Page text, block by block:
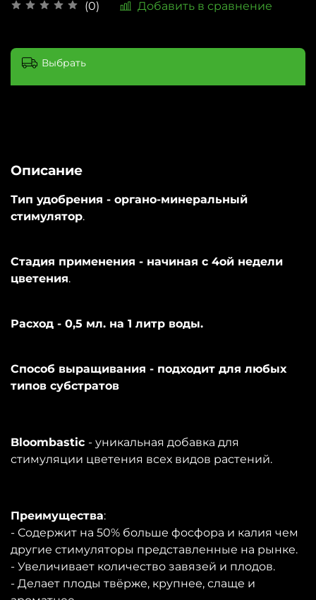
(0) Добавить в сравнение
Выбрать
Описание
Тип удобрения - органо-минеральный
стимулятор.
Стадия применения - начиная с 4ой недели
цветения.
Расход - 0,5 мл. на 1 литр воды.
Способ выращивания - подходит для любых
типов субстратов
Bloombastic - уникальная добавка для
стимуляции цветения всех видов растений.
Преимущества:
- Содержит на 50% больше фосфора и калия чем
другие стимуляторы представленные на рынке.
- Увеличивает количество завязей и плодов.
- Делает плоды твёрже, крупнее, слаще и